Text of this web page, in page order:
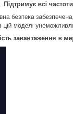
Підтримує всі
безпека
цій моделі
завантаження в